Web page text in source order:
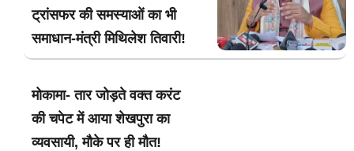
ट्रांसफर की समस्याओं का भी
समाधान-मंत्री मिथिलेश तिवारी!
मोकामा- तार जोड़ते वक्त करंट
की चपेट में आया शेखपुरा का
व्यवसायी, मौके पर ही मौत!